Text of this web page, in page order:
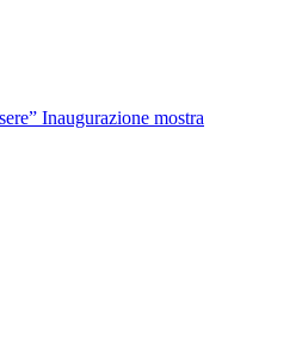
Inaugurazione mostra